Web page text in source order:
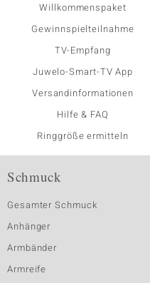
Willkommenspaket
Gewinnspielteilnahme
TV-Empfang
Juwelo-Smart-TV App
Versandinformationen
Hilfe & FAQ
Ringgröße ermitteln
Schmuck
Gesamter Schmuck
Anhänger
Armbänder
Armreife